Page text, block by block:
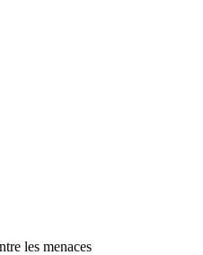
les menaces